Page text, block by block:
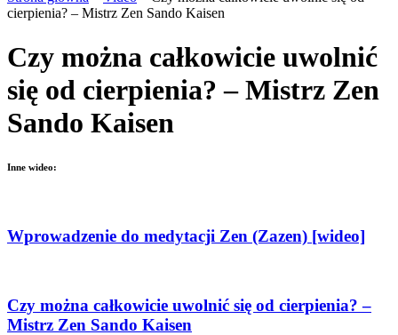
cierpienia? – Mistrz Zen Sando Kaisen
Czy można całkowicie uwolnić
się od cierpienia? – Mistrz Zen
Sando Kaisen
Inne wideo:
Wprowadzenie do medytacji Zen (Zazen) [wideo]
Czy można całkowicie uwolnić się od cierpienia? –
Mistrz Zen Sando Kaisen